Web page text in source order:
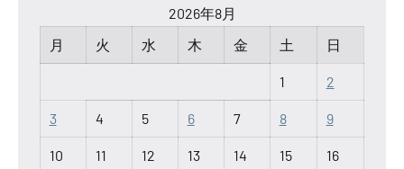
2026年8月
月
火 水 木 金 土 日
1 2
3 4 5 6 7 8 9
10 11 12 13 14 15 16